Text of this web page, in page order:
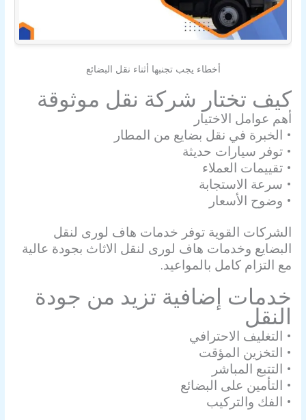
أخطاء يجب تجنبها أثناء نقل البضائع
كيف تختار شركة نقل موثوقة
أهم عوامل الاختيار
• الخبرة في نقل بضايع من المطار
• توفر سيارات حديثة
• تقييمات العملاء
• سرعة الاستجابة
• وضوح الأسعار
الشركات القوية توفر خدمات هاف لورى لنقل
البضايع وخدمات هاف لورى لنقل الاثاث بجودة عالية
مع التزام كامل بالمواعيد.
خدمات إضافية تزيد من جودة
النقل
• التغليف الاحترافي
• التخزين المؤقت
• التتبع المباشر
• التأمين على البضائع
• الفك والتركيب